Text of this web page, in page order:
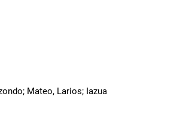
Mateo, Larios; Iazua